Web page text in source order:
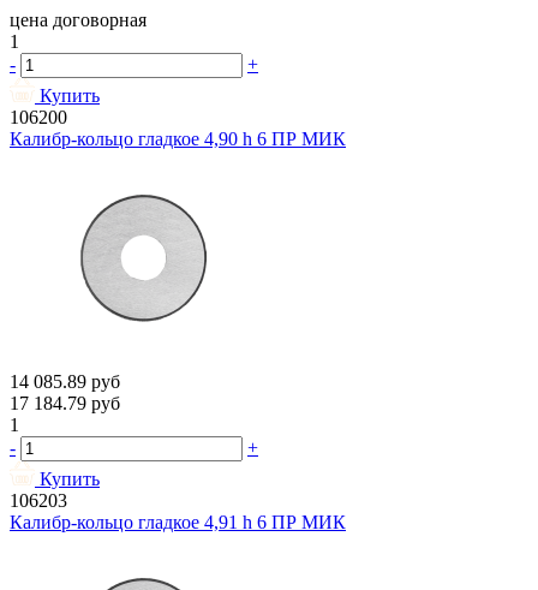
цена договорная
1
-
+
Купить
106200
Калибр-кольцо гладкое 4,90 h 6 ПР МИК
14 085.89 руб
17 184.79 руб
1
-
+
Купить
106203
Калибр-кольцо гладкое 4,91 h 6 ПР МИК